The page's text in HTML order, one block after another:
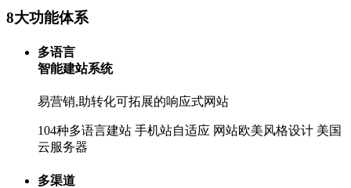
8大功能体系
多语言
智能建站系统
易营销,助转化可拓展的响应式网站
104种多语言建站 手机站自适应 网站欧美风格设计 美国
云服务器
多渠道